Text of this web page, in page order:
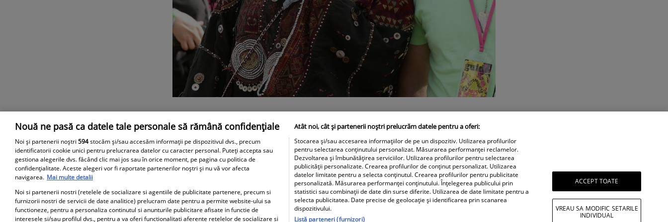
Parteneri
Nouă ne pasă ca datele tale personale să rămână confidențiale
Noi și partenerii noștri 594stocăm și/sau accesăm informații pe dispozitivul dvs., precum
identificatorii cookie unici pentru prelucrarea datelor cu caracter personal. Puteți accepta sau
gestiona alegerile dvs. făcând clic mai jos sau în orice moment, pe pagina cu politica de
confidențialitate. Aceste alegeri vor fi raportate partenerilor noștri și nu vă vor afecta
navigarea. Mai multe detalii
Noi si partenerii nostri (retelele de socializare si agentiile de publicitate partenere, precum si
furnizorii nostri de servicii de date analitice) prelucram date pentru a permite website-ului sa
functioneze, pentru a personaliza continutul si anunturile publicitare afisate in functie de
interesele si/sau profilul dvs., pentru a va oferi functionalitati aferente retelelor de socializare si
Atât noi, cât și partenerii noștri prelucrăm datele pentru a oferi:
Stocarea și/sau accesarea informațiilor de pe un dispozitiv. Utilizarea profilurilor
pentru selectarea conținutului personalizat. Măsurarea performanței reclamelor.
Dezvoltarea și îmbunătățirea serviciilor. Utilizarea profilurilor pentru selectarea
publicității personalizate. Crearea profilurilor de conținut personalizat. Utilizarea
datelor limitate pentru a selecta conținutul. Crearea profilurilor pentru publicitate
personalizată. Măsurarea performanței conținutului. Înțelegerea publicului prin
statistici sau combinații de date din surse diferite. Utilizarea de date limitate pentru a
selecta publicitatea. Date precise de geolocație și identificarea prin scanarea
dispozitivului.
Listă parteneri (furnizori)
ACCEPT TOATE
VREAU SA MODIFIC SETARILE
INDIVIDUAL